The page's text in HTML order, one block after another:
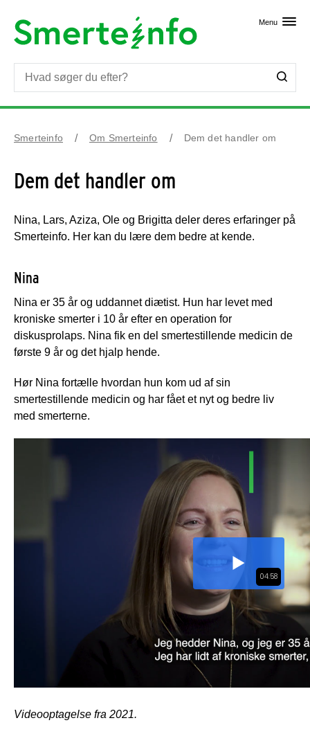
Menu
Smerteinfo Om Smerteinfo Dem det handler om
Dem det handler om
Nina, Lars, Aziza, Ole og Brigitta deler deres erfaringer på
Smerteinfo. Her kan du lære dem bedre at kende.
Nina
Nina er 35 år og uddannet diætist. Hun har levet med
kroniske smerter i 10 år efter en operation for
diskusprolaps. Nina fik en del smertestillende medicin de
første 9 år og det hjalp hende.
Hør Nina fortælle hvordan hun kom ud af sin
smertestillende medicin og har fået et nyt og bedre liv
med smerterne.
Videooptagelse fra 2021.